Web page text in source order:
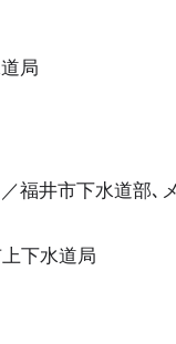
局
福井市下水道部､
下水道局